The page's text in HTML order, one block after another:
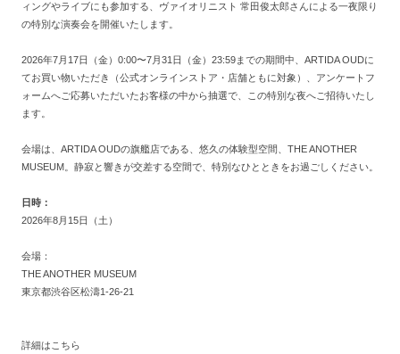
ィングやライブにも参加する、ヴァイオリニスト 常田俊太郎さんによる一夜限り
の特別な演奏会を開催いたします。
2026年7月17日（金）0:00〜7月31日（金）23:59までの期間中、ARTIDA OUDに
てお買い物いただき（公式オンラインストア・店舗ともに対象）、アンケートフ
ォームへご応募いただいたお客様の中から抽選で、この特別な夜へご招待いたし
ます。
会場は、ARTIDA OUDの旗艦店である、悠久の体験型空間、THE ANOTHER
MUSEUM。静寂と響きが交差する空間で、特別なひとときをお過ごしください。
日時：
2026年8月15日（土）
会場：
THE ANOTHER MUSEUM
東京都渋谷区松濤1-26-21
詳細はこちら